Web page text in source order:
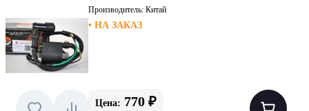
Производитель: Китай
• НА ЗАКАЗ
Цена: 770 ₽